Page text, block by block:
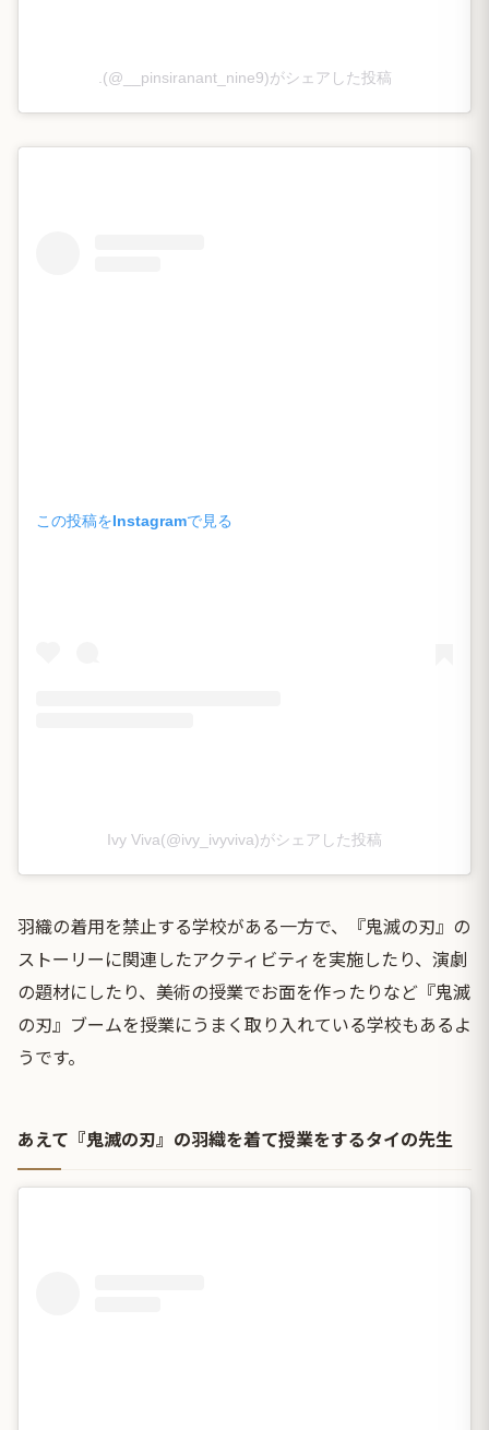
.(@__pinsiranant_nine9)がシェアした投稿
この投稿をInstagramで見る
Ivy Viva(@ivy_ivyviva)がシェアした投稿
羽織の着用を禁止する学校がある一方で、『鬼滅の刃』の
ストーリーに関連したアクティビティを実施したり、演劇
の題材にしたり、美術の授業でお面を作ったりなど『鬼滅
の刃』ブームを授業にうまく取り入れている学校もあるよ
うです。
あえて『鬼滅の刃』の羽織を着て授業をするタイの先生